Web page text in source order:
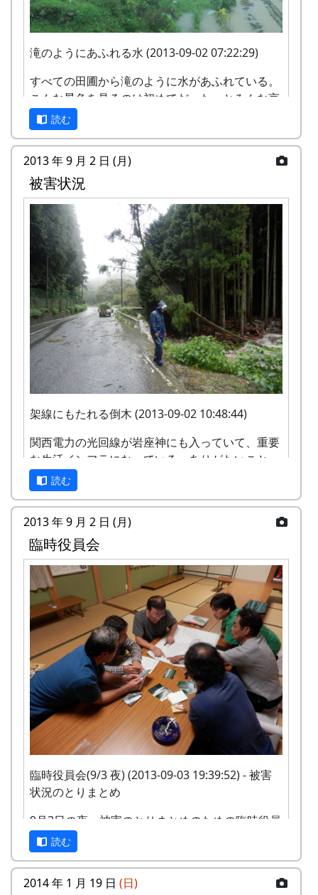
滝のようにあふれる水 (2013-09-02 07:22:29)
すべての田圃から滝のように水があふれている。
こんな景色を見るのは初めてだった、とみんな言
う。
坂道を流れ下る水 (2013-09-02 07:45:12)
谷に降った水が道路に集ってきて流れている。
公会堂の前の川 (2013-09-02 07:44:59)
水が町道にあふれ出している。
読む
2013 年 9 月 2 日 (月)
被害状況
架線にもたれる倒木 (2013-09-02 10:48:44)
関西電力の光回線が岩座神にも入っていて、重要
な生活インフラになっている。ありがたいこと
に、今回は、電力や水道も含めて、ライフ・ライ
ンに被害は出なかった。
破壊された取水口 (2013-09-02 11:00:48)
読む
2013 年 9 月 2 日 (月)
臨時役員会
臨時役員会(9/3 夜) (2013-09-03 19:39:52) - 被害
状況のとりまとめ
9月3日の夜、被害のとりまとめのための臨時役員
会。読む
2014 年 1 月 19 日 (日)